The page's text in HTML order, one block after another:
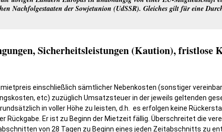
Nachfolgestaaten der Sowjetunion (UdSSR). Gleiches gilt für eine
Sicherheitsleistungen (Kaution), fristlose
einschließlich sämtlicher Nebenkosten (sonstiger
etc) zuzüglich Umsatzsteuer in der jeweils geltenden
in voller Höhe zu leisten, d.h. es erfolgen keine
Rückgabe. Er ist zu Beginn der Mietzeit fällig. Überschreitet die
von 28 Tagen zu Beginn eines jeden Zeitabschnitts zu